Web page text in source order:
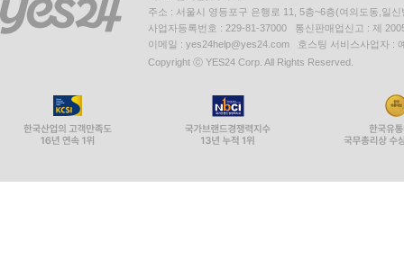
주소 : 서울시 영등포구 은행로 11, 5층~6층(여의도동,일신
사업자등록번호 : 229-81-37000 통신판매업신고 : 제
이메일 : yes24help@yes24.com 호스팅 서비스사업자 :
Copyright ⓒ YES24 Corp. All Rights Reserved.